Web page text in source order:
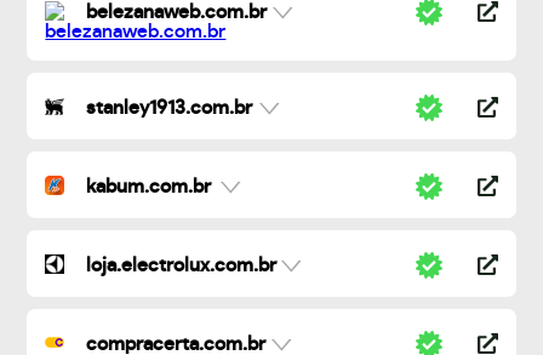
belezanaweb.com.br
stanley1913.com.br
kabum.com.br
loja.electrolux.com.br
compracerta.com.br